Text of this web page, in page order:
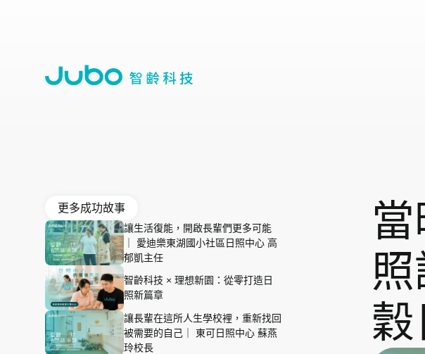
更多成功故事
讓生活復能，開啟長輩們更多可能
｜ 愛迪樂東湖國小社區日照中心 高
郁凱主任
智齡科技 × 理想新園：從零打造日
照新篇章
讓長輩在這所人生學校裡，重新找回
被需要的自己｜ 東可日照中心 蘇燕
玲校長